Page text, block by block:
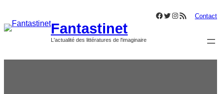
contenu
Fantastinet
L'actualité des littératures de l'imaginaire
Facebook
Twitter
Instagram
Flux RSSContact